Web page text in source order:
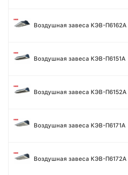
Воздушная завеса КЭВ-П6162А
Воздушная завеса КЭВ-П6151А
Воздушная завеса КЭВ-П6152А
Воздушная завеса КЭВ-П6171А
Воздушная завеса КЭВ-П6172А